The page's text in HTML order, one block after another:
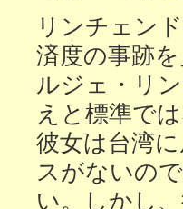
リンチェン
済度の事跡
ルジェ・リ
えと標準で
彼女は台湾
スがないの
い。しかし